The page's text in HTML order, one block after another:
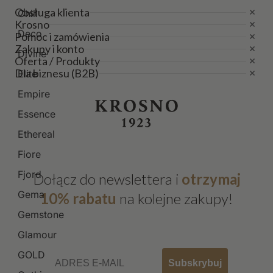
Chill
Deco
Divine
Elite
Empire
Essence
Ethereal
Fiore
Fjord
Gema
Gemstone
Glamour
GOLD
Obsługa klienta
Krosno
Pomoc i zamówienia
Zakupy i konto
Oferta / Produkty
Dla biznesu (B2B)
Dołącz do newslettera i otrzymaj
10% rabatu na kolejne zakupy!
Subskrybuj